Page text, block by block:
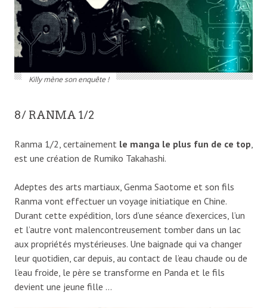
Killy mène son enquête !
8/ RANMA 1/2
Ranma 1/2, certainement le manga le plus fun de ce top,
est une création de Rumiko Takahashi.
Adeptes des arts martiaux, Genma Saotome et son fils
Ranma vont effectuer un voyage initiatique en Chine.
Durant cette expédition, lors d’une séance d’exercices, l’un
et l’autre vont malencontreusement tomber dans un lac
aux propriétés mystérieuses. Une baignade qui va changer
leur quotidien, car depuis, au contact de l’eau chaude ou de
l’eau froide, le père se transforme en Panda et le fils
devient une jeune fille …